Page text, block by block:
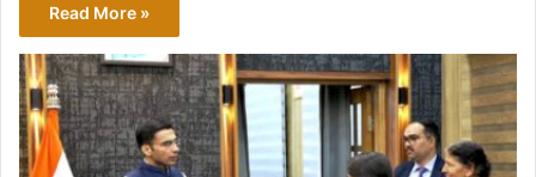
Read More »